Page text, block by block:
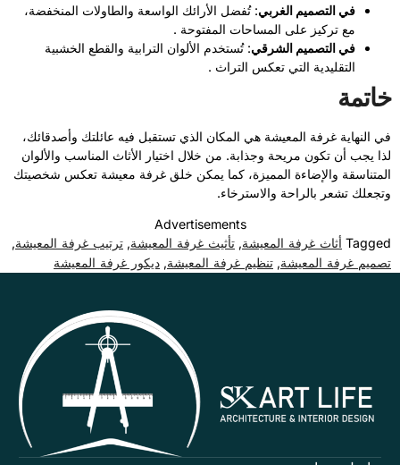
في التصميم الغربي: تُفضل الأرائك الواسعة والطاولات المنخفضة،
مع تركيز على المساحات المفتوحة .
في التصميم الشرقي: تُستخدم الألوان الترابية والقطع الخشبية
التقليدية التي تعكس التراث .
خاتمة
في النهاية غرفة المعيشة هي المكان الذي تستقبل فيه عائلتك وأصدقائك،
لذا يجب أن تكون مريحة وجذابة. من خلال اختيار الأثاث المناسب والألوان
المتناسقة والإضاءة المميزة، كما يمكن خلق غرفة معيشة تعكس شخصيتك
وتجعلك تشعر بالراحة والاسترخاء.
Advertisements
Tagged أثاث غرفة المعيشة, تأثيث غرفة المعيشة, ترتيب غرفة المعيشة,
تصميم غرفة المعيشة, تنظيم غرفة المعيشة, ديكور غرفة المعيشة